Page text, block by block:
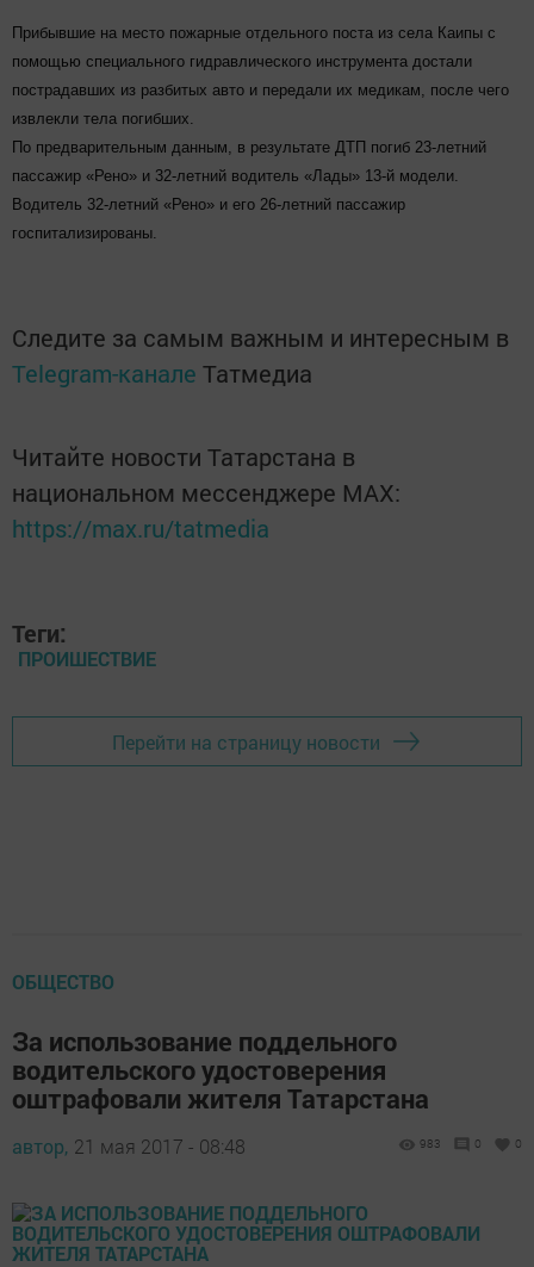
Прибывшие на место пожарные отдельного поста из села Каипы с
помощью специального гидравлического инструмента достали
пострадавших из разбитых авто и передали их медикам, после чего
извлекли тела погибших.
По предварительным данным, в результате ДТП погиб 23-летний
пассажир «Рено» и 32-летний водитель «Лады» 13-й модели.
Водитель 32-летний «Рено» и его 26-летний пассажир
госпитализированы.
Следите за самым важным и интересным в
Telegram-канале Татмедиа
Читайте новости Татарстана в
национальном мессенджере MАХ:
https://max.ru/tatmedia
Теги:
ПРОИШЕСТВИЕ
Перейти на страницу новости
ОБЩЕСТВО
За использование поддельного
водительского удостоверения
оштрафовали жителя Татарстана
автор, 21 мая 2017 - 08:48 983 0 0